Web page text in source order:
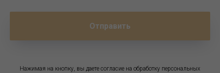
Отправить
Нажимая на кнопку, вы даете согласие на обработку персональных